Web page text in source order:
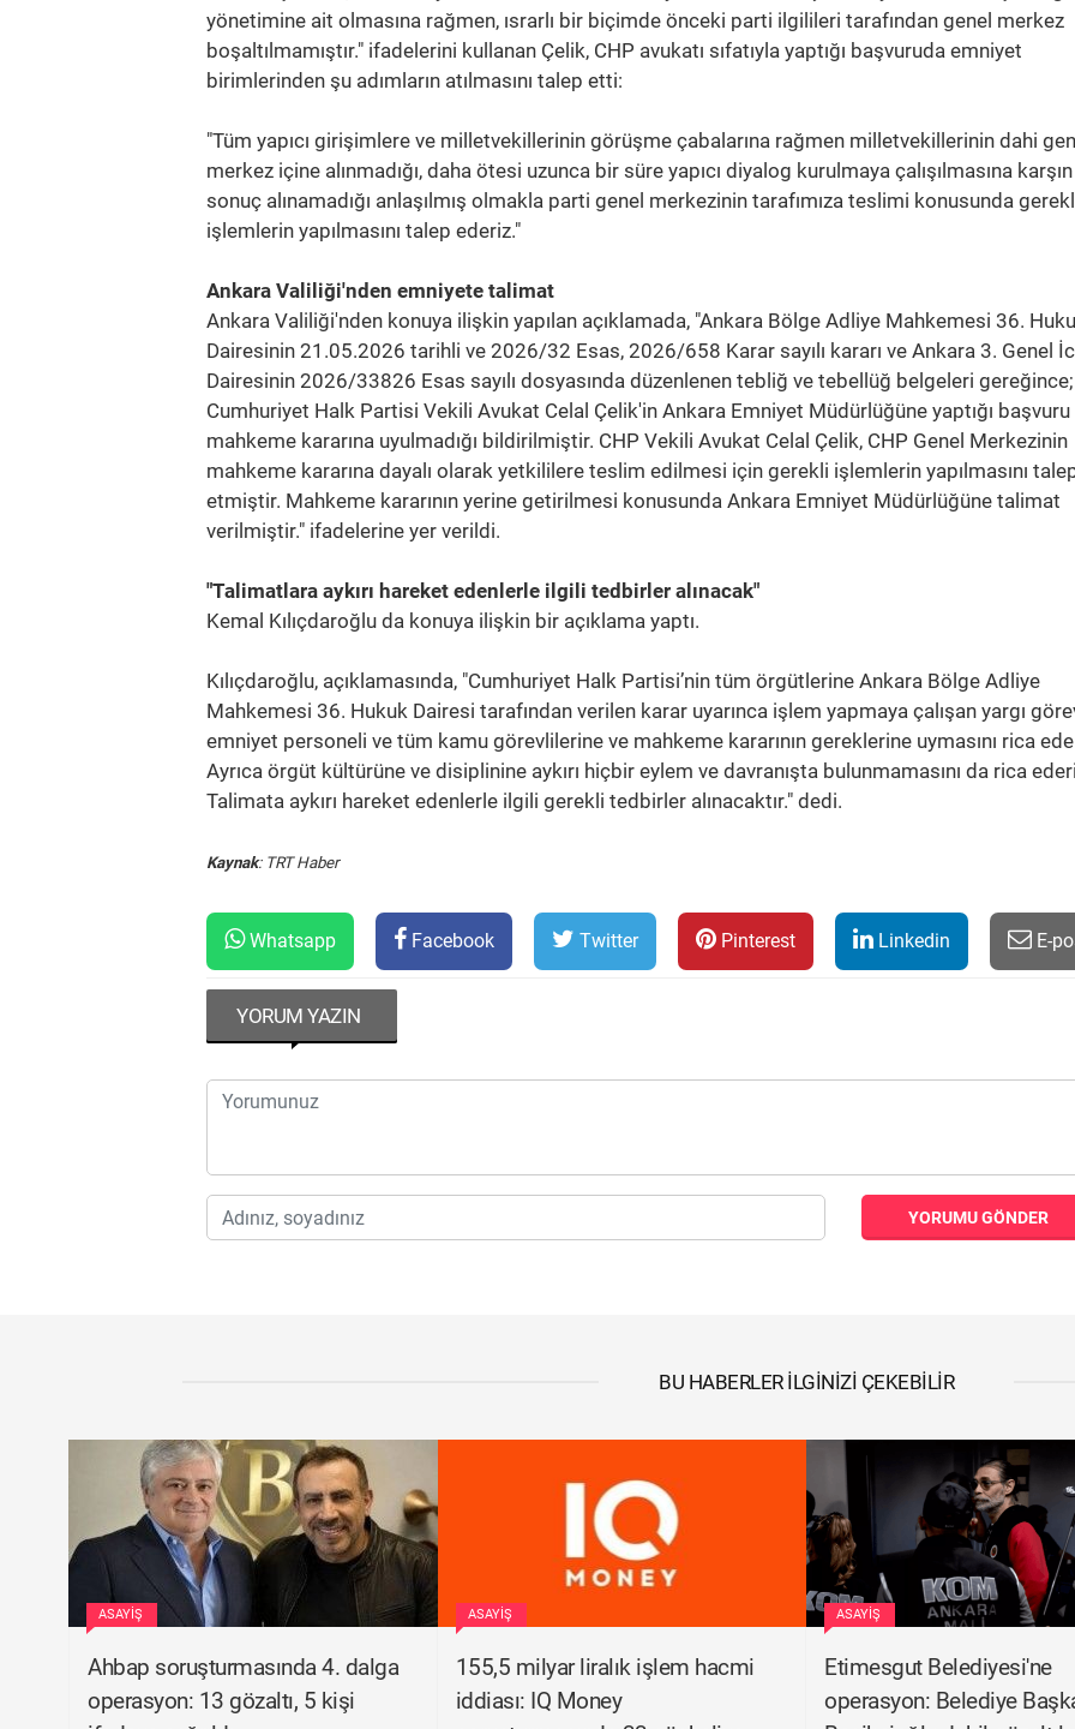
yönetimine ait olmasına rağmen, ısrarlı bir biçimde önceki parti ilgilileri tarafından genel merkez
boşaltılmamıştır." ifadelerini kullanan Çelik, CHP avukatı sıfatıyla yaptığı başvuruda emniyet
birimlerinden şu adımların atılmasını talep etti:
"Tüm yapıcı girişimlere ve milletvekillerinin görüşme çabalarına rağmen milletvekillerinin dahi
merkez içine alınmadığı, daha ötesi uzunca bir süre yapıcı diyalog kurulmaya çalışılmasına karşın
sonuç alınamadığı anlaşılmış olmakla parti genel merkezinin tarafımıza teslimi konusunda
işlemlerin yapılmasını talep ederiz."
Ankara Valiliği'nden emniyete talimat
Ankara Valiliği'nden konuya ilişkin yapılan açıklamada, "Ankara Bölge Adliye Mahkemesi 36.
Dairesinin 21.05.2026 tarihli ve 2026/32 Esas, 2026/658 Karar sayılı kararı ve Ankara 3. Genel
Dairesinin 2026/33826 Esas sayılı dosyasında düzenlenen tebliğ ve tebellüğ belgeleri gereğince;
Cumhuriyet Halk Partisi Vekili Avukat Celal Çelik'in Ankara Emniyet Müdürlüğüne yaptığı başvuru
mahkeme kararına uyulmadığı bildirilmiştir. CHP Vekili Avukat Celal Çelik, CHP Genel Merkezinin
mahkeme kararına dayalı olarak yetkililere teslim edilmesi için gerekli işlemlerin yapılmasını
etmiştir. Mahkeme kararının yerine getirilmesi konusunda Ankara Emniyet Müdürlüğüne talimat
verilmiştir." ifadelerine yer verildi.
"Talimatlara aykırı hareket edenlerle ilgili tedbirler alınacak"
Kemal Kılıçdaroğlu da konuya ilişkin bir açıklama yaptı.
Kılıçdaroğlu, açıklamasında, "Cumhuriyet Halk Partisi’nin tüm örgütlerine Ankara Bölge Adliye
Mahkemesi 36. Hukuk Dairesi tarafından verilen karar uyarınca işlem yapmaya çalışan yargı
emniyet personeli ve tüm kamu görevlilerine ve mahkeme kararının gereklerine uymasını rica
Ayrıca örgüt kültürüne ve disiplinine aykırı hiçbir eylem ve davranışta bulunmamasını da rica
Talimata aykırı hareket edenlerle ilgili gerekli tedbirler alınacaktır." dedi.
Kaynak: TRT Haber
Whatsapp Facebook Twitter Pinterest Linkedin E-
YORUM YAZIN
YORUMU GÖNDER
BU HABERLER İLGINIZI ÇEKEBILIR
ASAYIŞ
Ahbap soruşturmasında 4. dalga
operasyon: 13 gözaltı, 5 kişi
ASAYIŞ
155,5 milyar liralık işlem hacmi
iddiası: IQ Money
ASAYIŞ
Etimesgut Belediyesi'ne
operasyon: Belediye